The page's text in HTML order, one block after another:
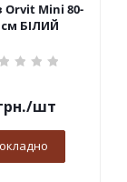
Orvit Mini 80-
см БІЛИЙ
/шт